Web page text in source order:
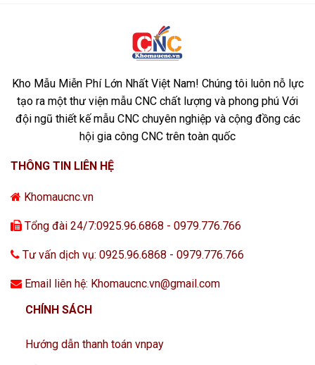
Kho Mẫu Miễn Phí Lớn Nhất Việt Nam! Chúng tôi luôn nỗ lực
tạo ra một thư viện mẫu CNC chất lượng và phong phú Với
đội ngũ thiết kế mẫu CNC chuyên nghiệp và cộng đồng các
hội gia công CNC trên toàn quốc
THÔNG TIN LIÊN HỆ
Khomaucnc.vn
Tổng đài 24/7:0925.96.6868 - 0979.776.766
Tư vấn dịch vụ: 0925.96.6868 - 0979.776.766
Email liên hệ: Khomaucnc.vn@gmail.com
CHÍNH SÁCH
Hướng dẫn thanh toán vnpay